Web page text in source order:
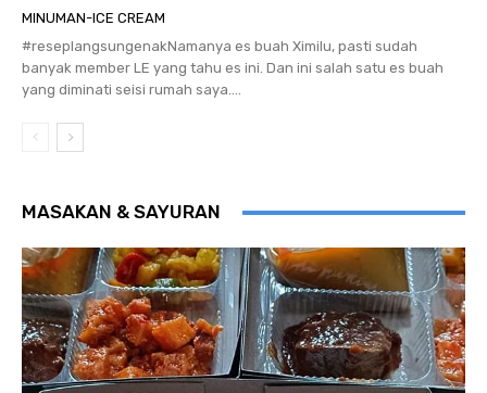
MINUMAN-ICE CREAM
#reseplangsungenakNamanya es buah Ximilu, pasti sudah
banyak member LE yang tahu es ini. Dan ini salah satu es buah
yang diminati seisi rumah saya....
MASAKAN & SAYURAN